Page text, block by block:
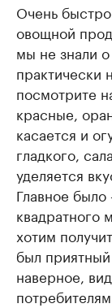
Очень
овощной
мы не знали
практически
посмотрите
красные,
касается и
гладкого,
уделяется
Главное
квадратного
хотим
был
наверное,
потребителям.